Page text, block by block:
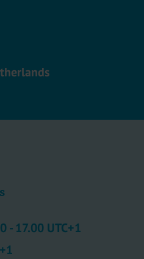
- 17.00 UTC+1